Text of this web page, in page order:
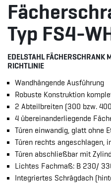
Typ FS4-
EDELSTAHL FÄCHERSCHRANK
ICHTLINIE
Wandhängende Ausführung
Robuste Konstruktion
2 Abteilbreiten (300 bzw.
4 übereinanderliegende
Türen einwandig, glatt ohne
Türen rechts angeschlagen,
Türen abschließbar mit
Lichtes Fachmaß: B 230/
Integriertes Schrägdach